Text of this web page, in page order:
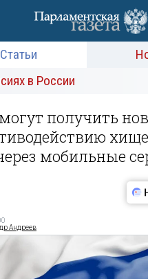
Статьи
в России
получить
мобильные
Андреев